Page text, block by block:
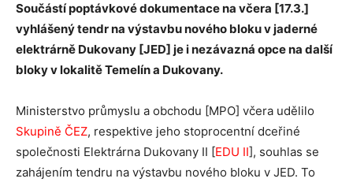
Součástí poptávkové dokumentace na včera [17.3.]
vyhlášený tendr na výstavbu nového bloku v jaderné
elektrárně Dukovany [JED] je i nezávazná opce na další
bloky v lokalitě Temelín a Dukovany.
Ministerstvo průmyslu a obchodu [MPO] včera udělilo
Skupině ČEZ, respektive jeho stoprocentní dceřiné
společnosti Elektrárna Dukovany II [EDU II], souhlas se
zahájením tendru na výstavbu nového bloku v JED. To